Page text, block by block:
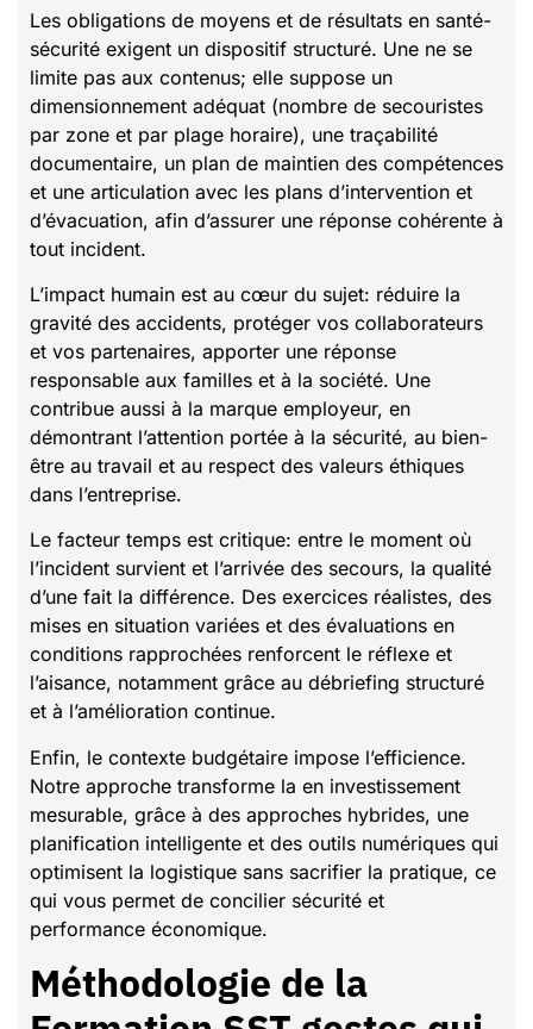
Les obligations de moyens et de résultats en santé-
sécurité exigent un dispositif structuré. Une ne se
limite pas aux contenus; elle suppose un
dimensionnement adéquat (nombre de secouristes
par zone et par plage horaire), une traçabilité
documentaire, un plan de maintien des compétences
et une articulation avec les plans d’intervention et
d’évacuation, afin d’assurer une réponse cohérente à
tout incident.
L’impact humain est au cœur du sujet: réduire la
gravité des accidents, protéger vos collaborateurs
et vos partenaires, apporter une réponse
responsable aux familles et à la société. Une
contribue aussi à la marque employeur, en
démontrant l’attention portée à la sécurité, au bien-
être au travail et au respect des valeurs éthiques
dans l’entreprise.
Le facteur temps est critique: entre le moment où
l’incident survient et l’arrivée des secours, la qualité
d’une fait la différence. Des exercices réalistes, des
mises en situation variées et des évaluations en
conditions rapprochées renforcent le réflexe et
l’aisance, notamment grâce au débriefing structuré
et à l’amélioration continue.
Enfin, le contexte budgétaire impose l’efficience.
Notre approche transforme la en investissement
mesurable, grâce à des approches hybrides, une
planification intelligente et des outils numériques qui
optimisent la logistique sans sacrifier la pratique, ce
qui vous permet de concilier sécurité et
performance économique.
Méthodologie de la